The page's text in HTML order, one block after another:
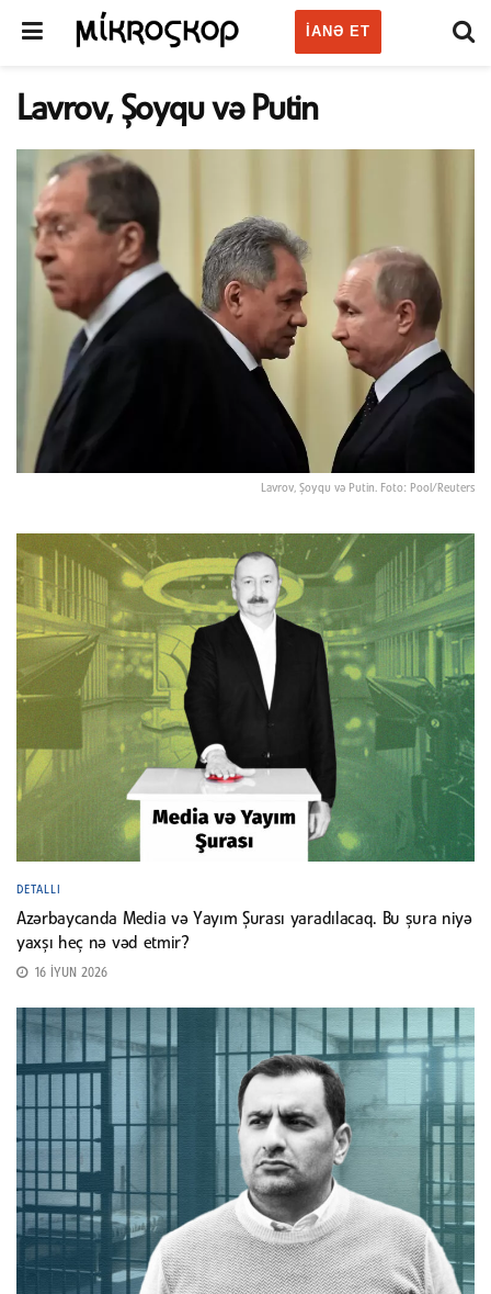
IANƏ ET
Lavrov, Şoyqu və Putin
Lavrov, Şoyqu və Putin. Foto: Pool/Reuters
DETALLI
Azərbaycanda Media və Yayım Şurası yaradılacaq. Bu şura niyə
yaxşı heç nə vəd etmir?
16 İYUN 2026